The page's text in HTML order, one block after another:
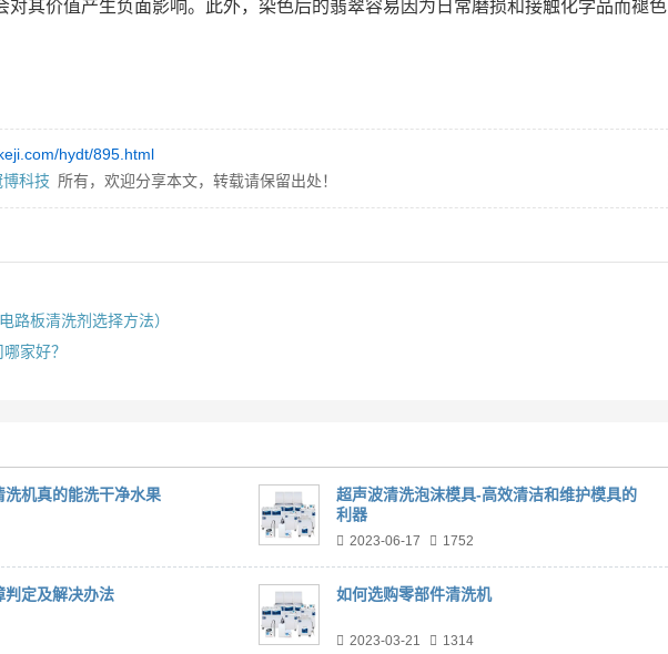
对其价值产生负面影响。此外，染色后的翡翠容易因为日常磨损和接触化学品而褪色
hydt/895.html
博科技 所有，欢迎分享本文，转载请保留出处！
路板清洗剂选择方法）
家好？
机真的能洗干净水果
超声波清洗泡沫模具-高效清洁和维护模具的
利器
2023-06-17 1752
判定及解决办法 如何选购零部件清洗机
2023-03-21 1314